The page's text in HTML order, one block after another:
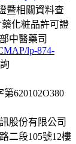
暨相關資料查
化粧品許可證
中醫藥司
lp-874-
620102O380
股份有限公司
二段105號12樓